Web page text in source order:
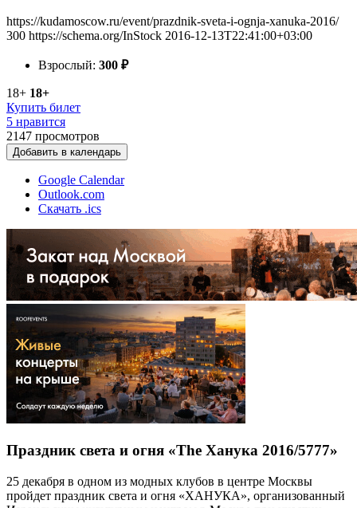
https://kudamoscow.ru/event/prazdnik-sveta-i-ognja-xanuka-2016/
300 https://schema.org/InStock 2016-12-13T22:41:00+03:00
Взрослый: 300 ₽
18+ 18+
Купить билет
5 нравится
2147 просмотров
Добавить в календарь
Google Calendar
Outlook.com
Скачать .ics
Праздник света и огня «The Ханука 2016/5777»
25 декабря в одном из модных клубов в центре Москвы
пройдет праздник света и огня «ХАНУКА», организованный